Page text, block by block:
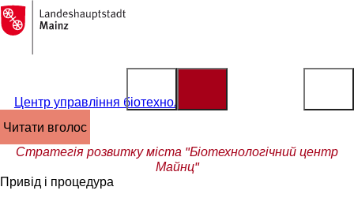
Перейти до змісту
На
головну
сторінку
Центр управління біотехнологіями
читати вголос
Стратегія розвитку міста "Біотехнологічний центр
Майнц"
Привід і процедура